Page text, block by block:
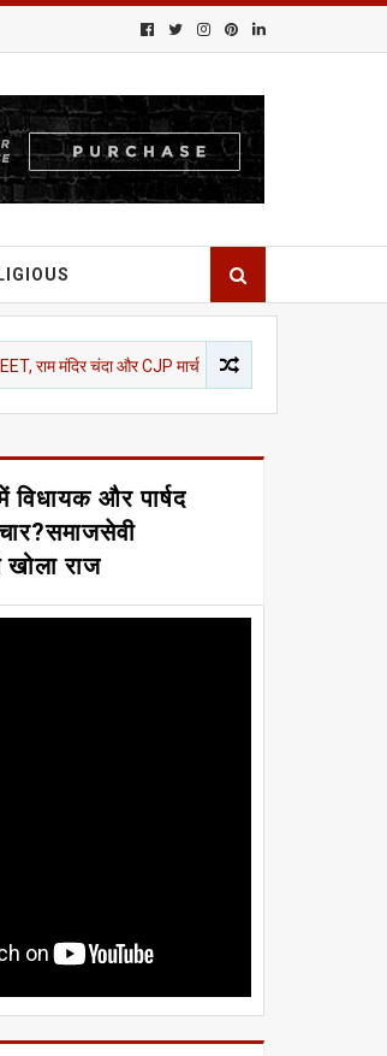
और CJP मार्च पर विपक्ष का शोर, दोनों सदनों में कार्यवाही
विधायक और पार्षद
राज